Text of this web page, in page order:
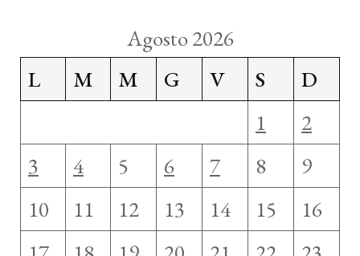
Agosto 2026
L
M M G V S
D
1
2
3
4 5 6 7 8
9
10
11 12 13 14 15
16